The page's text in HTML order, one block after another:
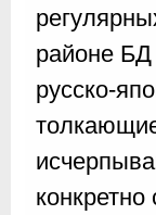
районе БД
русско-